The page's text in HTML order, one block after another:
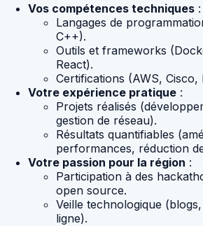
Vos compétences techniques :
Langages de
C++).
Outils et frameworks
React).
Certifications (AWS, Cisco,
Votre expérience pratique :
Projets réalisés
gestion de réseau).
Résultats quantifiables
performances, réduction
Votre passion pour la région :
Participation à des
open source.
Veille technologique
ligne).